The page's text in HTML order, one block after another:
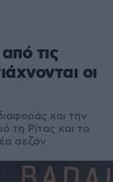
τις
οι
και την
τη Ρίτας και το
σεζόν